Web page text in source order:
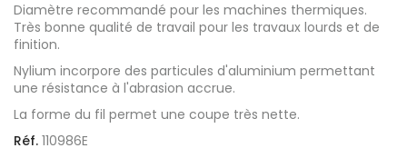
Diamètre recommandé pour les machines thermiques.
Très bonne qualité de travail pour les travaux lourds et de
finition.
Nylium incorpore des particules d'aluminium permettant
une résistance à l'abrasion accrue.
La forme du fil permet une coupe très nette.
Réf. 110986E